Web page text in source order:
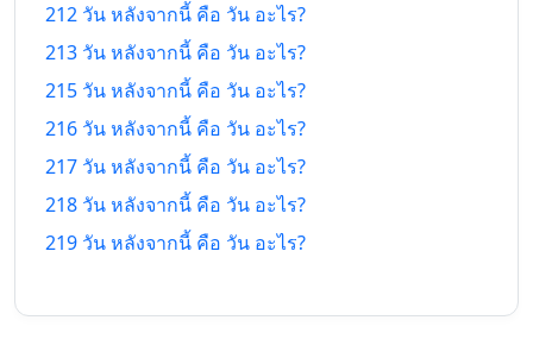
208 วัน
ที่แล้ว
10/1/26
208 วัน
หลังจากนี้
209 วัน
ที่แล้ว
9/1/26
209 วัน
หลังจากนี้
210 วัน
ที่แล้ว
8/1/26
210 วัน
หลังจากนี้
212 วัน หลังจากนี้ คือ วัน อะไร?
213 วัน หลังจากนี้ คือ วัน อะไร?
215 วัน หลังจากนี้ คือ วัน อะไร?
216 วัน หลังจากนี้ คือ วัน อะไร?
217 วัน หลังจากนี้ คือ วัน อะไร?
218 วัน หลังจากนี้ คือ วัน อะไร?
219 วัน หลังจากนี้ คือ วัน อะไร?